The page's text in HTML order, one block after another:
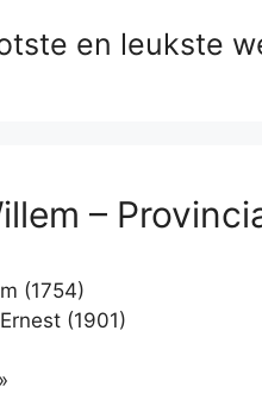
en leukste
–
(1754)
(1901)